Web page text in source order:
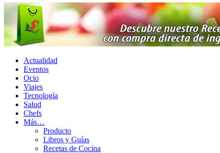
Actualidad
Eventos
Ocio
Viajes
Tecnología
Salud
Chefs
Más…
Producto
Libros y Guías
Recetas de Cocina